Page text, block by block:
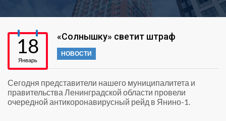
18
Январь
«Солнышку» светит штраф
НОВОСТИ
Сегодня представители нашего муниципалитета и
правительства Ленинградской области провели
очередной антикоронавирусный рейд в Янино-1.